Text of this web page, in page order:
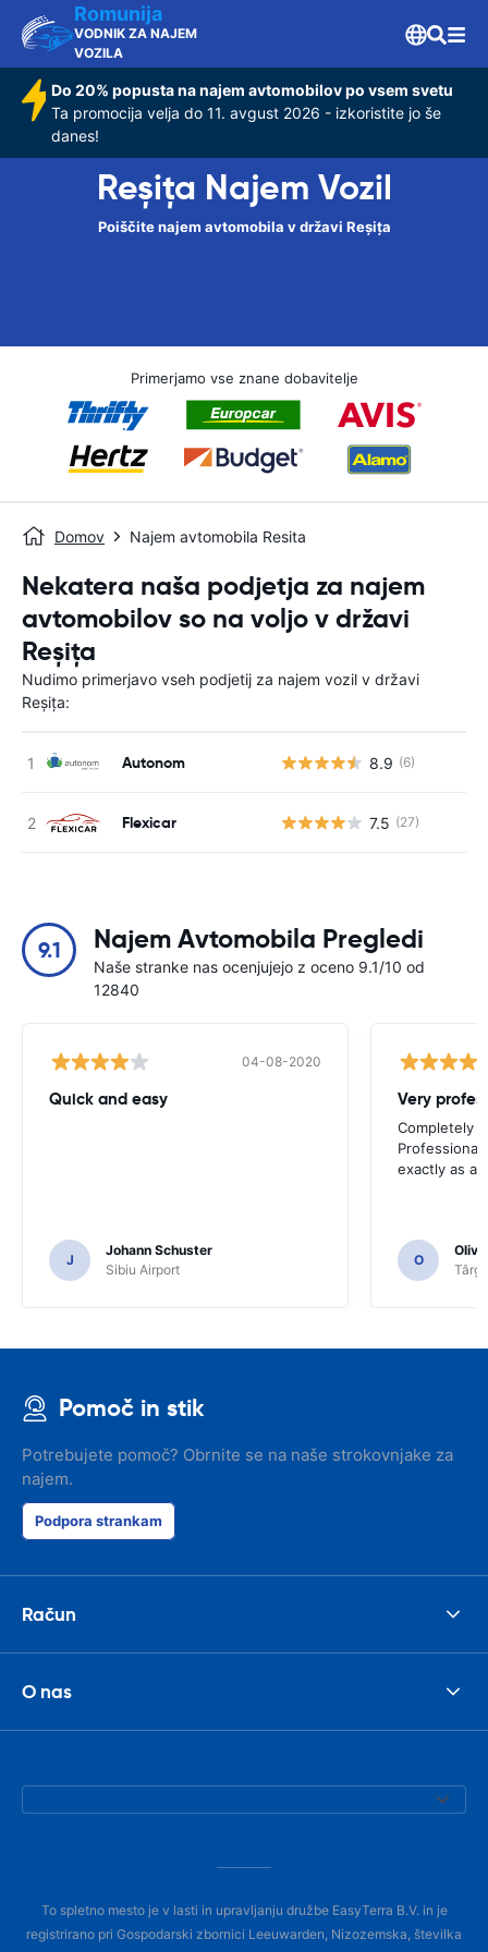
Romunija
VODNIK ZA NAJEM
VOZILA
Do 20% popusta na najem avtomobilov po vsem svetu
Ta promocija velja do 11. avgust 2026 - izkoristite jo še
danes!
Reșița Najem Vozil
Poiščite najem avtomobila v državi Reșița
Primerjamo vse znane dobavitelje
Domov Najem avtomobila Resita
Nekatera naša podjetja za najem
avtomobilov so na voljo v državi
Reșița
Nudimo primerjavo vseh podjetij za najem vozil v državi
Reșița:
Autonom 8.9 (6)
Flexicar 7.5 (27)
9.1 Najem Avtomobila Pregledi
Naše stranke nas ocenjujejo z oceno 9.1/10 od
12840
04-08-2020
Quick and easy
J
Johann Schuster
Sibiu Airport
Completely
exactly as
O
Pomoč in stik
Potrebujete pomoč? Obrnite se na naše strokovnjake za
najem.
Podpora strankam
Račun
O nas
To spletno mesto je v lasti in upravljanju družbe EasyTerra B.V. in je
registrirano pri Gospodarski zbornici Leeuwarden, Nizozemska, številka